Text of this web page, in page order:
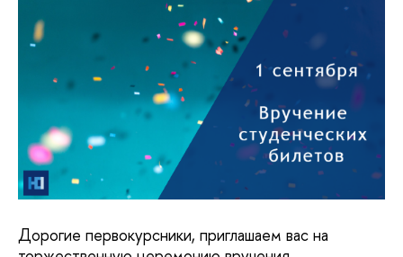
Дорогие первокурсники, приглашаем вас на